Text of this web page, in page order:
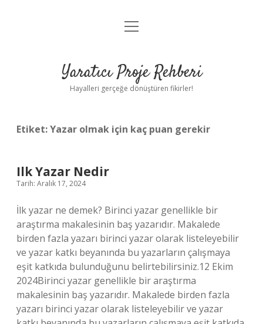
Anasayfa
Yasal Uyarı
menüyü
Yaratıcı Proje Rehberi
Hayalleri gerçeğe dönüştüren fikirler!
Etiket:Yazar olmak için kaç puan gerekir
Ilk Yazar Nedir
Tarih: Aralık 17, 2024
İlk yazar ne demek? Birinci yazar genellikle bir
araştırma makalesinin baş yazarıdır. Makalede
birden fazla yazarı birinci yazar olarak listeleyebilir
ve yazar katkı beyanında bu yazarların çalışmaya
eşit katkıda bulunduğunu belirtebilirsiniz.12 Ekim
2024Birinci yazar genellikle bir araştırma
makalesinin baş yazarıdır. Makalede birden fazla
yazarı birinci yazar olarak listeleyebilir ve yazar